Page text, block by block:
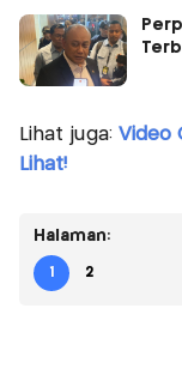
Lihat juga: Video
Lihat!
Halaman:
1 2